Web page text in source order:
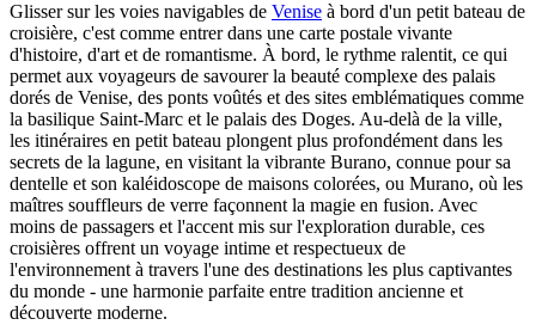
Glisser sur les voies navigables de Venise à bord d'un petit bateau de
croisière, c'est comme entrer dans une carte postale vivante
d'histoire, d'art et de romantisme. À bord, le rythme ralentit, ce qui
permet aux voyageurs de savourer la beauté complexe des palais
dorés de Venise, des ponts voûtés et des sites emblématiques comme
la basilique Saint-Marc et le palais des Doges. Au-delà de la ville,
les itinéraires en petit bateau plongent plus profondément dans les
secrets de la lagune, en visitant la vibrante Burano, connue pour sa
dentelle et son kaléidoscope de maisons colorées, ou Murano, où les
maîtres souffleurs de verre façonnent la magie en fusion. Avec
moins de passagers et l'accent mis sur l'exploration durable, ces
croisières offrent un voyage intime et respectueux de
l'environnement à travers l'une des destinations les plus captivantes
du monde - une harmonie parfaite entre tradition ancienne et
découverte moderne.